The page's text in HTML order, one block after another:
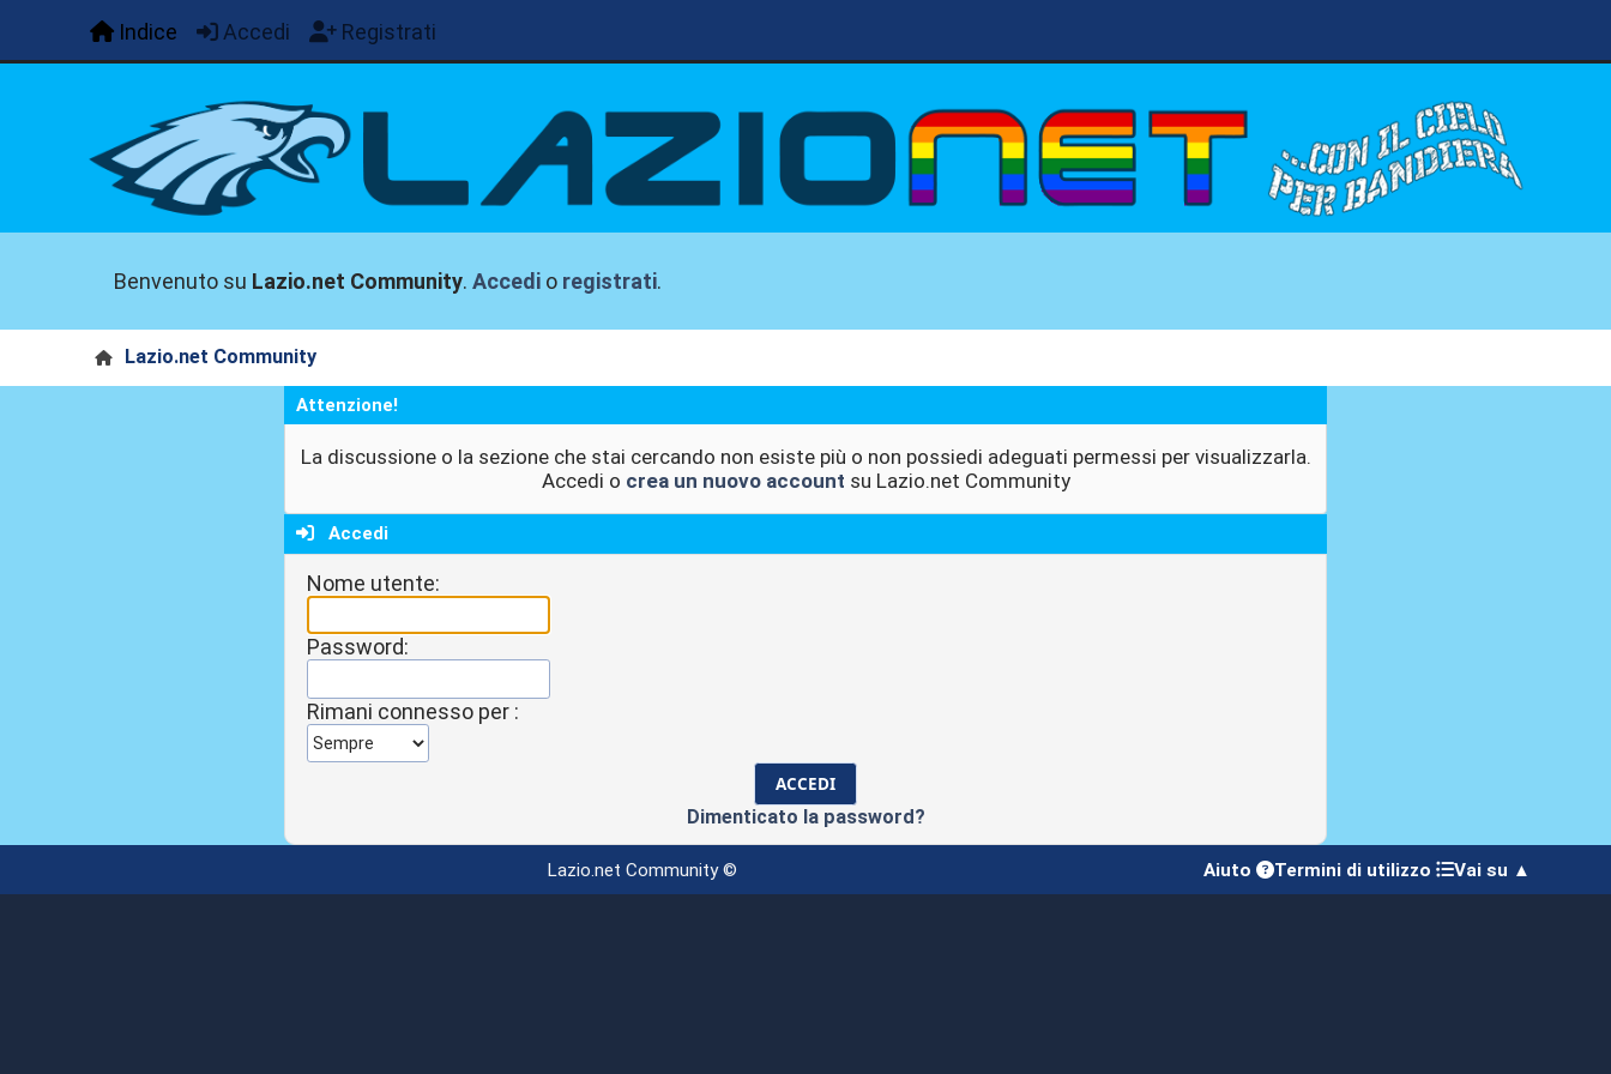
Indice Accedi Registrati
Benvenuto su Lazio.net Community.Accedi o registrati.
Lazio.net Community
Attenzione!
La discussione o la sezione che stai cercando non esiste più o non possiedi adeguati permessi per visualizzarla.
Accedi o crea un nuovo account su Lazio.net Community
Accedi
Nome utente:
Password:
Rimani connesso per :
Dimenticato la password?
Lazio.net Community © Aiuto Termini di utilizzo Vai su ▲